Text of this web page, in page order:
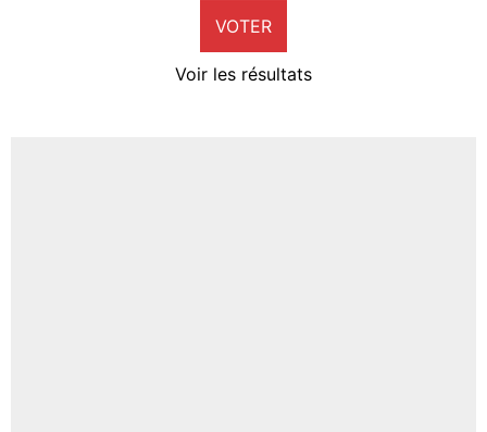
VOTER
Voir les résultats